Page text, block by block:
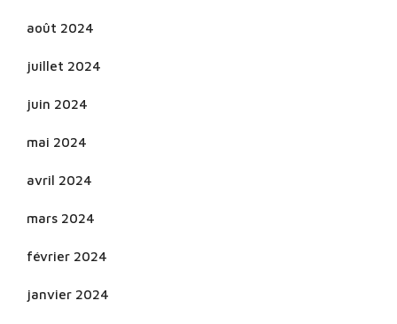
août 2024
juillet 2024
juin 2024
mai 2024
avril 2024
mars 2024
février 2024
janvier 2024